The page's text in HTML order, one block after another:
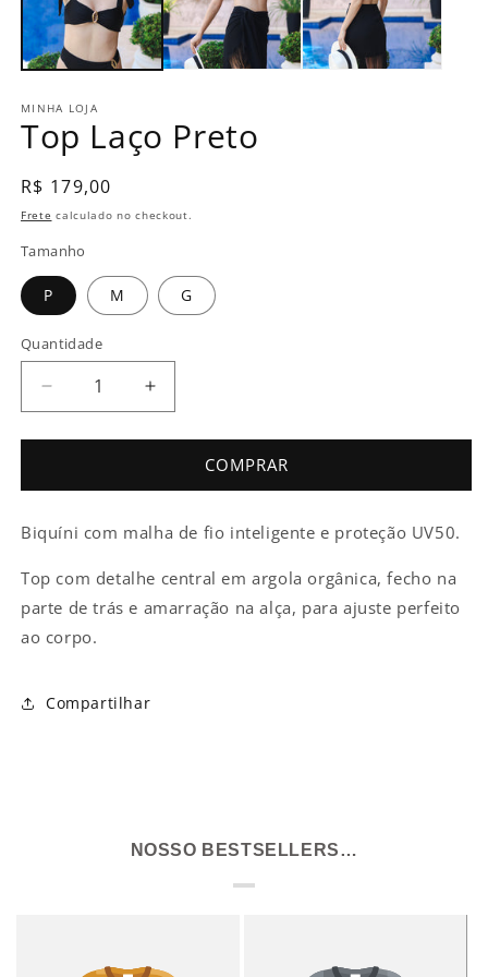
MINHA LOJA
Top Laço Preto
Preço
normal
R$ 179,00
Frete calculado no checkout.
Tamanho
P M G
Quantidade
Diminuir
a
quantidade
Top
Preto
Aumentar
a
quantidade
Top
Preto
COMPRAR
Biquíni com malha de fio inteligente e proteção UV50.
Top com detalhe central em argola orgânica, fecho na
parte de trás e amarração na alça, para ajuste perfeito
ao corpo.
Compartilhar
NOSSO BESTSELLERS…